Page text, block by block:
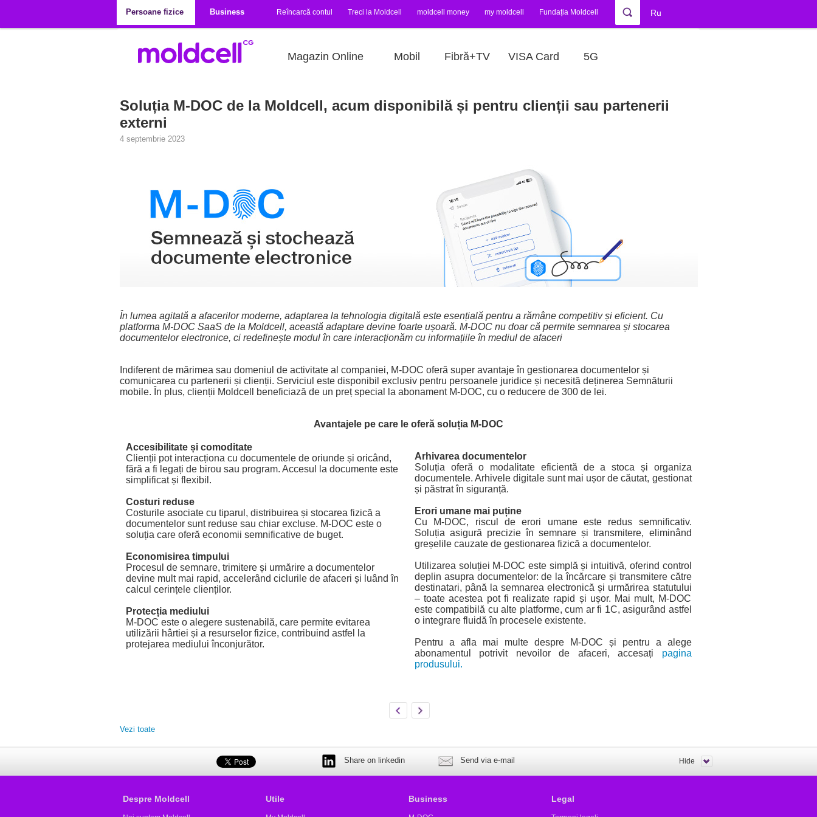
Persoane fizice
Business Reîncarcă contul Treci la Moldcell moldcell money my moldcell Fundația Moldcell Ru
Magazin Online Mobil Fibră+TV VISA Card 5G
Soluția M-DOC de la Moldcell, acum disponibilă și pentru clienții sau partenerii
externi
4 septembrie 2023
În lumea agitată a afacerilor moderne, adaptarea la tehnologia digitală este esențială pentru a rămâne competitiv și eficient. Cu
platforma M-DOC SaaS de la Moldcell, această adaptare devine foarte ușoară. M-DOC nu doar că permite semnarea și stocarea
documentelor electronice, ci redefinește modul în care interacționăm cu informațiile în mediul de afaceri
Indiferent de mărimea sau domeniul de activitate al companiei, M-DOC oferă super avantaje în gestionarea documentelor și
comunicarea cu partenerii și clienții. Serviciul este disponibil exclusiv pentru persoanele juridice și necesită deținerea Semnăturii
mobile. În plus, clienții Moldcell beneficiază de un preț special la abonament M-DOC, cu o reducere de 300 de lei.
Avantajele pe care le oferă soluția M-DOC
Accesibilitate și comoditate
Clienții pot interacționa cu documentele de oriunde și oricând,
fără a fi legați de birou sau program. Accesul la documente este
simplificat și flexibil.
Costuri reduse
Costurile asociate cu tiparul, distribuirea și stocarea fizică a
documentelor sunt reduse sau chiar excluse. M-DOC este o
soluția care oferă economii semnificative de buget.
Economisirea timpului
Procesul de semnare, trimitere și urmărire a documentelor
devine mult mai rapid, accelerând ciclurile de afaceri și luând în
calcul cerințele clienților.
Protecția mediului
M-DOC este o alegere sustenabilă, care permite evitarea
utilizării hârtiei și a resurselor fizice, contribuind astfel la
protejarea mediului înconjurător.
Arhivarea documentelor
Soluția oferă o modalitate eficientă de a stoca și organiza
documentele. Arhivele digitale sunt mai ușor de căutat, gestionat
și păstrat în siguranță.
Erori umane mai puține
Cu M-DOC, riscul de erori umane este redus semnificativ.
Soluția asigură precizie în semnare și transmitere, eliminând
greșelile cauzate de gestionarea fizică a documentelor.
Utilizarea soluției M-DOC este simplă și intuitivă, oferind control
deplin asupra documentelor: de la încărcare și transmitere către
destinatari, până la semnarea electronică și urmărirea statutului
– toate acestea pot fi realizate rapid și ușor. Mai mult, M-DOC
este compatibilă cu alte platforme, cum ar fi 1C, asigurând astfel
o integrare fluidă în procesele existente.
Pentru a afla mai multe despre M-DOC și pentru a alege
abonamentul potrivit nevoilor de afaceri, accesați pagina
produsului.
Vezi toate
Share on linkedin Send via e-mail Hide
Despre Moldcell Utile Business Legal